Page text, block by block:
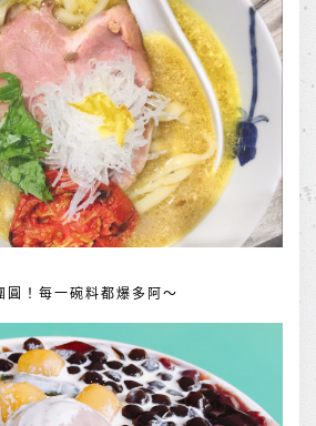
圓！每一碗料都爆多阿～